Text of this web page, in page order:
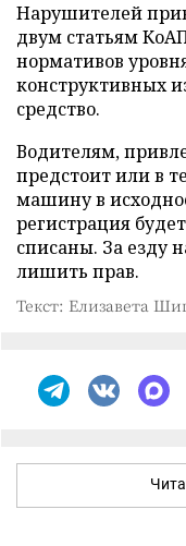
Нарушителей
двум статьям
нормативов
конструктивных
средство.
Водителям,
предстоит или в
машину в
регистрация
списаны. За езду
лишить прав.
Текст: Елизавета